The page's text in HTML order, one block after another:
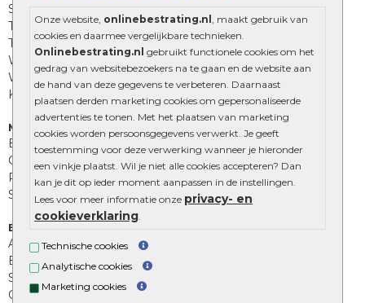
Onze website, onlinebestrating.nl , maakt gebruik van
cookies en daarmee vergelijkbare technieken.
Onlinebestrating.nl gebruikt functionele cookies om het
gedrag van websitebezoekers na te gaan en de website aan
de hand van deze gegevens te verbeteren. Daarnaast
plaatsen derden marketing cookies om gepersonaliseerde
advertenties te tonen. Met het plaatsen van marketing
cookies worden persoonsgegevens verwerkt. Je geeft
toestemming voor deze verwerking wanneer je hieronder
een vinkje plaatst. Wil je niet alle cookies accepteren? Dan
kan je dit op ieder moment aanpassen in de instellingen.
Lees voor meer informatie onze privacy- en
cookieverklaring
Technische cookies
Analytische cookies
Marketing cookies
Straatstenen
Trommelstenen
Tuinstenen
Waalformaat
Wildverband bestrating
Kingstones
Muurelementen
Betonbielzen
Opsluitbanden
Palissades
Stapelblokken
Extra benodigdheden
Afwatering en diversen
Beplantings en betonelementen
Split, grind en zand
Oprit tegels